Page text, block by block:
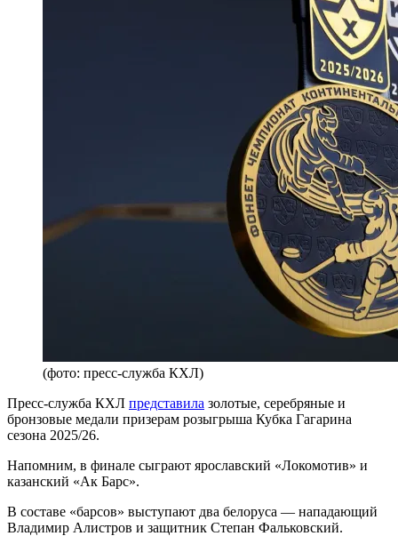
(фото: пресс-служба КХЛ)
Пресс-служба КХЛ представила золотые, серебряные и
бронзовые медали призерам розыгрыша Кубка Гагарина
сезона 2025/26.
Напомним, в финале сыграют ярославский «Локомотив» и
казанский «Ак Барс».
В составе «барсов» выступают два белоруса — нападающий
Владимир Алистров и защитник Степан Фальковский.